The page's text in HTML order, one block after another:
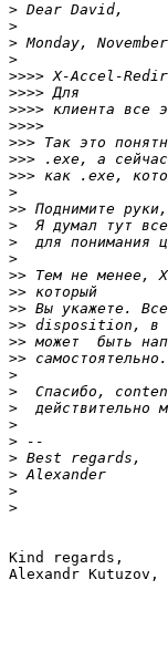
>
>
>
>
>>>>
>>>>
>>>>
>>>>
>>>
>>>
>>>
>
>>
>
>
>
>>
>>
>>
>>
>>
>>
>
>
>
>
>
>
>
>
>
Kind regards,
Alexandr Kutuzov,